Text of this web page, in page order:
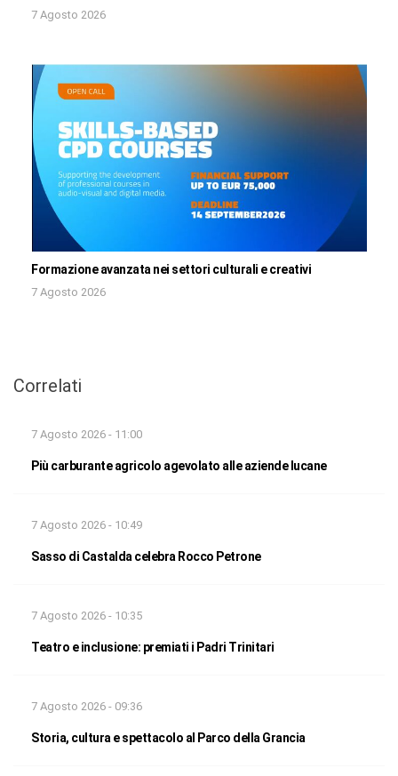
7 Agosto 2026
Formazione avanzata nei settori culturali e creativi
7 Agosto 2026
Correlati
7 Agosto 2026 - 11:00
Più carburante agricolo agevolato alle aziende lucane
7 Agosto 2026 - 10:49
Sasso di Castalda celebra Rocco Petrone
7 Agosto 2026 - 10:35
Teatro e inclusione: premiati i Padri Trinitari
7 Agosto 2026 - 09:36
Storia, cultura e spettacolo al Parco della Grancia